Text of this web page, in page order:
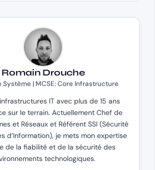
Romain Drouche
| MCSE: Core Infrastructure
IT avec plus de 15 ans
sur le terrain. Actuellement Chef de
et Réseaux et Référent SSI (Sécurité
d’Information), je mets mon expertise
de la fiabilité et de la sécurité des
technologiques.